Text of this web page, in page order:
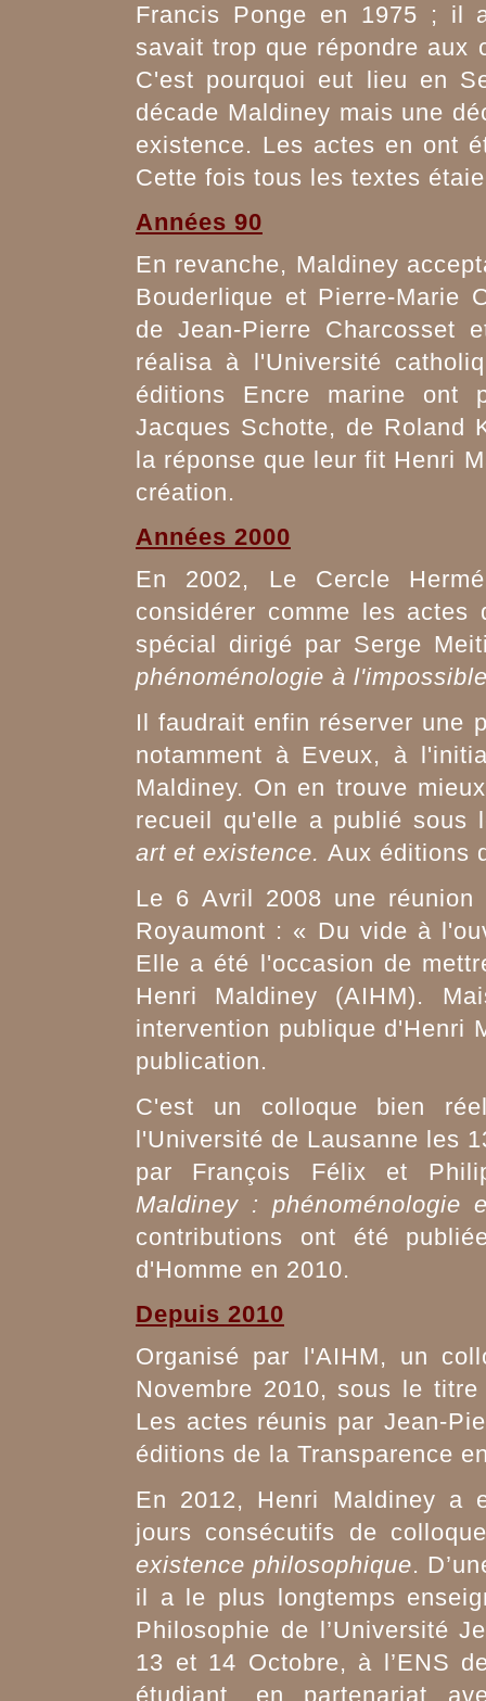
Francis Ponge en 1975 ; il
savait trop que répondre
C'est pourquoi eut lieu en
décade Maldiney mais une
existence. Les actes en ont
Cette fois tous les textes
Années 90
En revanche, Maldiney
Bouderlique et Pierre-Marie
de Jean-Pierre Charcosset
réalisa à l'Université
éditions Encre marine ont
Jacques Schotte, de Roland
la réponse que leur fit Henri
création.
Années 2000
En 2002, Le Cercle
considérer comme les
spécial dirigé par Serge
phénoménologie à
Il faudrait enfin réserver une
notamment à Eveux, à
Maldiney. On en trouve
recueil qu'elle a publié
art et existence. Aux éditions
Le 6 Avril 2008 une
Royaumont : « Du vide à
Elle a été l'occasion de
Henri Maldiney (AIHM).
intervention publique d'Henri
publication.
C'est un colloque bien
l'Université de Lausanne les
par François Félix et
Maldiney : phénoménologie
contributions ont été
d'Homme en 2010.
Depuis 2010
Organisé par l'AIHM, un
Novembre 2010, sous le titre
Les actes réunis par Jean-
éditions de la Transparence
En 2012, Henri Maldiney a
jours consécutifs de
existence philosophique.
il a le plus longtemps
Philosophie de l’Université
13 et 14 Octobre, à l’ENS
étudiant, en partenariat